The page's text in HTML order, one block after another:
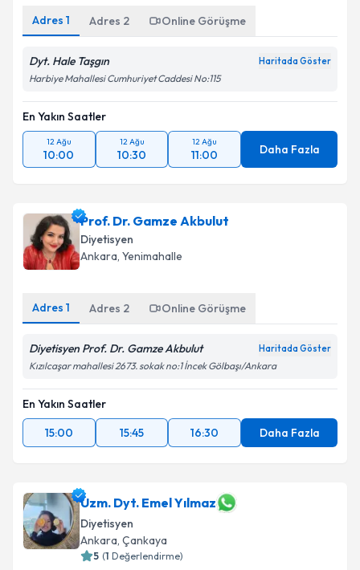
Adres 1 Adres 2 Online Görüşme
Dyt. Hale Taşgın Haritada Göster
Harbiye Mahallesi Cumhuriyet Caddesi No:115
En Yakın Saatler
12 Ağu
10:00
12 Ağu
10:30
12 Ağu
11:00 Daha Fazla
Prof. Dr. Gamze Akbulut
Diyetisyen
Ankara, Yenimahalle
Adres 1 Adres 2 Online Görüşme
Diyetisyen Prof. Dr. Gamze Akbulut Haritada Göster
Kızılcaşar mahallesi 2673. sokak no:1 İncek Gölbaşı/Ankara
En Yakın Saatler
15:00
15:45 16:30 Daha Fazla
Uzm. Dyt. Emel Yılmaz
Diyetisyen
Ankara, Çankaya
5 (1 Değerlendirme)